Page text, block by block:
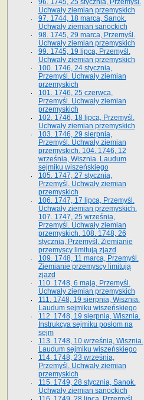
96. 1745, 25 stycznia, Przemyśl.
Uchwały ziemian przemyskich
97. 1744, 18 marca, Sanok.
Uchwały ziemian sanockich
98. 1745, 29 marca, Przemyśl.
Uchwały ziemian przemyskich
99. 1745, 19 lipca, Przemyśl.
Uchwały ziemian przemyskich
100. 1746, 24 stycznia,
Przemyśl. Uchwały ziemian
przemyskich
101. 1746, 25 czerwca,
Przemyśl. Uchwały ziemian
przemyskich
102. 1746, 18 lipca, Przemyśl.
Uchwały ziemian przemyskich
103. 1746, 29 sierpnia,
Przemyśl. Uchwały ziemian
przemyskich. 104. 1746, 12
września, Wisznia. Laudum
sejmiku wiszeńskiego
105. 1747, 27 stycznia,
Przemyśl. Uchwały ziemian
przemyskich
106. 1747, 17 lipca, Przemyśl.
Uchwały ziemian przemyskich.
107. 1747, 25 września,
Przemyśl. Uchwały ziemian
przemyskich. 108. 1748, 26
stycznia, Przemyśl. Ziemianie
przemyscy limitują zjazd
109. 1748, 11 marca, Przemyśl.
Ziemianie przemyscy limitują
zjazd
110. 1748, 6 maja, Przemyśl.
Uchwały ziemian przemyskich
111. 1748, 19 sierpnia, Wisznia.
Laudum sejmiku wiszeńskiego
112. 1748, 19 sierpnia, Wisznia.
Instrukcya sejmiku posłom na
sejm
113. 1748, 10 września, Wisznia.
Laudum sejmiku wiszeńskiego
114. 1748, 23 września,
Przemyśl. Uchwały ziemian
przemyskich
115. 1749, 28 stycznia, Sanok.
Uchwały ziemian sanockich